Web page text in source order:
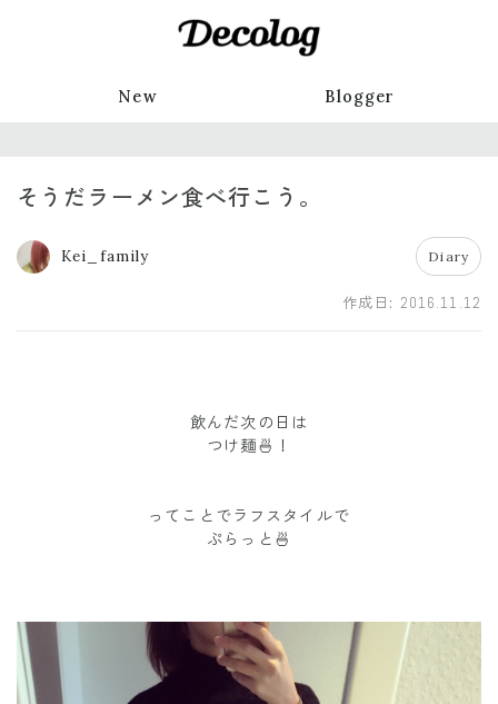
New Blogger
そうだラーメン食べ行こう。
Kei_family Diary
作成日: 2016.11.12
飲んだ次の日は
つけ麺🍜！
ってことでラフスタイルで
ぷらっと🍜